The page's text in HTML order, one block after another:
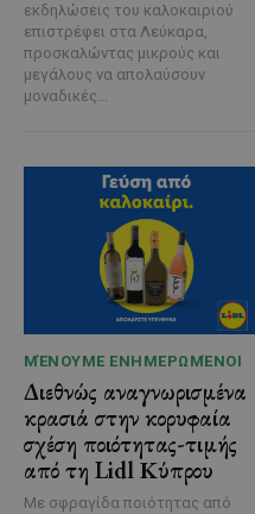
εκδηλώσεις του καλοκαιριού
επιστρέφει στα Λεύκαρα,
προσκαλώντας μικρούς και
μεγάλους να απολαύσουν
μοναδικές...
ΜΈΝΟΥΜΕ ΕΝΗΜΕΡΩΜΈΝΟΙ
Διεθνώς αναγνωρισμένα
κρασιά στην κορυφαία
σχέση ποιότητας-τιμής
από τη Lidl Κύπρου
Με σφραγίδα ποιότητας από